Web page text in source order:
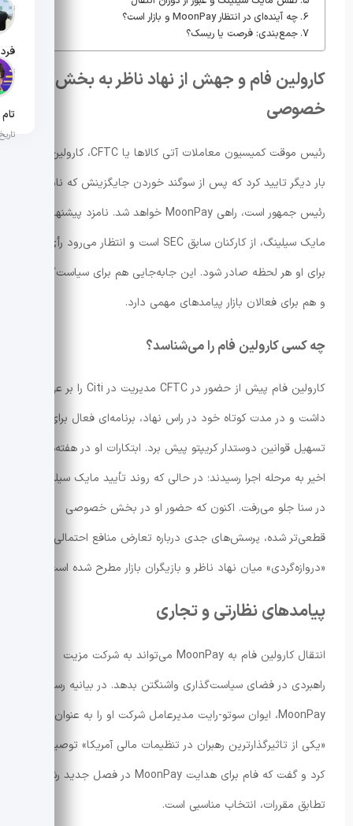
تاریخ
تاریخ
تاریخ
چه آینده‌ای در انتظار MoonPay و بازار است؟
جمع‌بندی: فرصت یا ریسک؟
کارولین فام و جهش از نهاد ناظر به بخش
خصوصی
رئیس موقت کمیسیون معاملات آتی کالاها یا CFTC، کارولین فام،
بار دیگر تایید کرد که پس از سوگند خوردن جایگزینش که نامزد
رئیس جمهور است، راهی MoonPay خواهد شد. نامزد پیشنهادی،
مایک سیلینگ، از کارکنان سابق SEC است و انتظار می‌رود رأی سنا
برای او هر لحظه صادر شود. این جابه‌جایی هم برای سیاست‌گذاران
و هم برای فعالان بازار پیامدهای مهمی دارد.
چه کسی کارولین فام را می‌شناسد؟
کارولین فام پیش از حضور در CFTC مدیریت در Citi را بر عهده
داشت و در مدت کوتاه خود در راس نهاد، برنامه‌ای فعال برای
تسهیل قوانین دوستدار کریپتو پیش برد. ابتکارات او در هفته‌های
اخیر به مرحله اجرا رسیدند؛ در حالی که روند تأیید مایک سیلینگ
در سنا جلو می‌رفت. اکنون که حضور او در بخش خصوصی
قطعی‌تر شده، پرسش‌های جدی درباره تعارض منافع احتمالی و
«دروازه‌گردی» میان نهاد ناظر و بازیگران بازار مطرح شده است.
پیامدهای نظارتی و تجاری
انتقال کارولین فام به MoonPay می‌تواند به شرکت مزیت
راهبردی در فضای سیاست‌گذاری واشنگتن بدهد. در بیانیه رسمی
MoonPay، ایوان سوتو-رایت مدیرعامل شرکت او را به عنوان
«یکی از تاثیرگذارترین رهبران در تنظیمات مالی آمریکا» توصیف
کرد و گفت که فام برای هدایت MoonPay در فصل جدید رشد و
تطابق مقررات، انتخاب مناسبی است.